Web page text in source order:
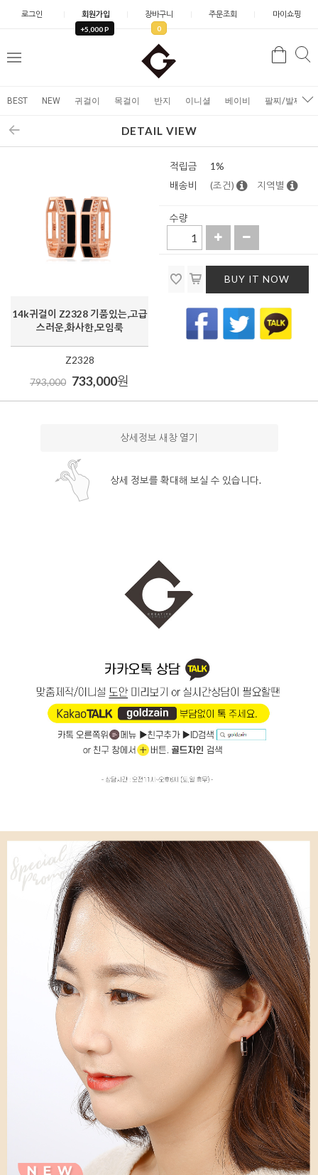
로그인 회원가입
+5,000 P
장바구니
0
주문조회 마이쇼핑
메
검
BEST NEW 귀걸이 목걸이 반지 이니셜 베이비 팔찌/발찌
DETAIL VIEW
14k귀걸이 Z2328 기품있는,고급
스러운,화사한,모임룩
Z2328
793,000 733,000원
적립금
1%
배송비
(조건) 지역별
수량
BUY IT NOW
상세정보 새창 열기
상세 정보를 확대해 보실 수 있습니다.